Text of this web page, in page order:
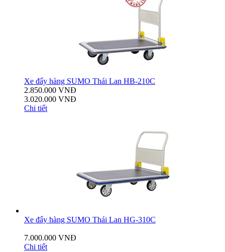
Xe đẩy hàng SUMO Thái Lan HB-210C
2.850.000 VNĐ
3.020.000 VNĐ
Chi tiết
Xe đẩy hàng SUMO Thái Lan HG-310C
7.000.000 VNĐ
Chi tiết